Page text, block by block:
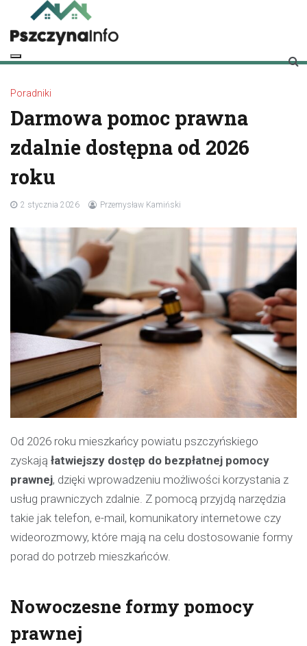
content
pszczynainfo.pl
Twoje źródło informacji o Pszczynie
Poradniki
Darmowa pomoc prawna
zdalnie dostępna od 2026
roku
2 stycznia 2026 Przemysław Kamiński
Od 2026 roku mieszkańcy powiatu pszczyńskiego
zyskają łatwiejszy dostęp do bezpłatnej pomocy
prawnej, dzięki wprowadzeniu możliwości korzystania z
usług prawniczych zdalnie. Z pomocą przyjdą narzędzia
takie jak telefon, e-mail, komunikatory internetowe czy
wideorozmowy, które mają na celu dostosowanie formy
porad do potrzeb mieszkańców.
Nowoczesne formy pomocy
prawnej